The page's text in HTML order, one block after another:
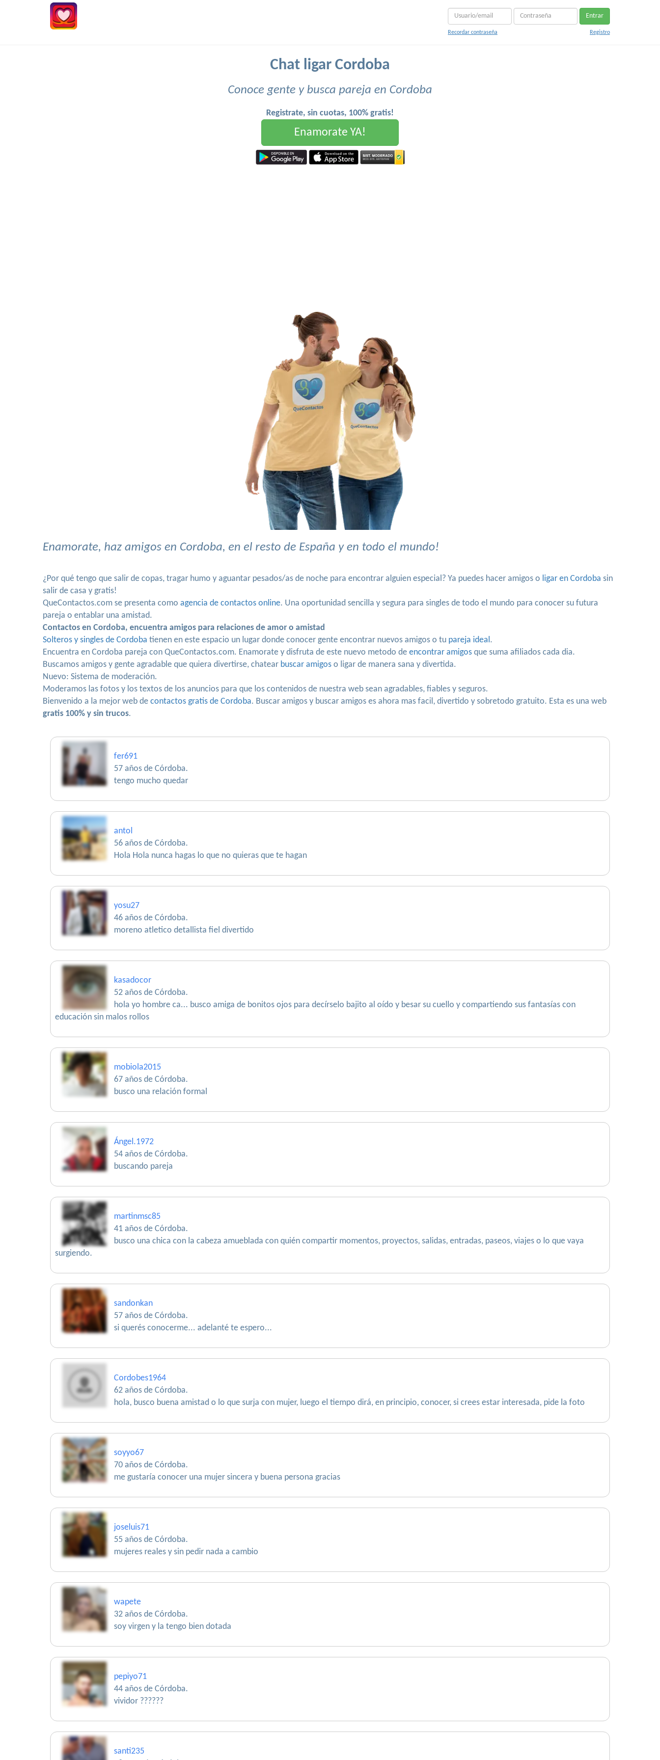
Entrar
Recordar contraseña Registro
Chat ligar Cordoba
Conoce gente y busca pareja en Cordoba
Registrate, sin cuotas, 100% gratis!
Enamorate YA!
Enamorate, haz amigos en Cordoba, en el resto de España y en todo el mundo!
¿Por qué tengo que salir de copas, tragar humo y aguantar pesados/as de noche para encontrar alguien especial? Ya puedes hacer amigos o ligar en Cordoba sin
salir de casa y gratis!
QueContactos.com se presenta como agencia de contactos online. Una oportunidad sencilla y segura para singles de todo el mundo para conocer su futura
pareja o entablar una amistad.
Contactos en Cordoba, encuentra amigos para relaciones de amor o amistad
Solteros y singles de Cordoba tienen en este espacio un lugar donde conocer gente encontrar nuevos amigos o tu pareja ideal.
Encuentra en Cordoba pareja con QueContactos.com. Enamorate y disfruta de este nuevo metodo de encontrar amigos que suma afiliados cada dia.
Buscamos amigos y gente agradable que quiera divertirse, chatear buscar amigos o ligar de manera sana y divertida.
Nuevo: Sistema de moderación.
Moderamos las fotos y los textos de los anuncios para que los contenidos de nuestra web sean agradables, fiables y seguros.
Bienvenido a la mejor web de contactos gratis de Cordoba. Buscar amigos y buscar amigos es ahora mas facil, divertido y sobretodo gratuito. Esta es una web
gratis 100% y sin trucos.
fer691
57 años de Córdoba.
tengo mucho quedar
antol
56 años de Córdoba.
Hola Hola nunca hagas lo que no quieras que te hagan
yosu27
46 años de Córdoba.
moreno atletico detallista fiel divertido
kasadocor
52 años de Córdoba.
hola yo hombre ca... busco amiga de bonitos ojos para decírselo bajito al oído y besar su cuello y compartiendo sus fantasías con
educación sin malos rollos
mobiola2015
67 años de Córdoba.
busco una relación formal
Ángel.1972
54 años de Córdoba.
buscando pareja
martinmsc85
41 años de Córdoba.
busco una chica con la cabeza amueblada con quién compartir momentos, proyectos, salidas, entradas, paseos, viajes o lo que vaya
surgiendo.
sandonkan
57 años de Córdoba.
si querés conocerme... adelanté te espero...
Cordobes1964
62 años de Córdoba.
hola, busco buena amistad o lo que surja con mujer, luego el tiempo dirá, en principio, conocer, si crees estar interesada, pide la foto
soyyo67
70 años de Córdoba.
me gustaría conocer una mujer sincera y buena persona gracias
joseluis71
55 años de Córdoba.
mujeres reales y sin pedir nada a cambio
wapete
32 años de Córdoba.
soy virgen y la tengo bien dotada
pepiyo71
44 años de Córdoba.
vividor ??????
santi235